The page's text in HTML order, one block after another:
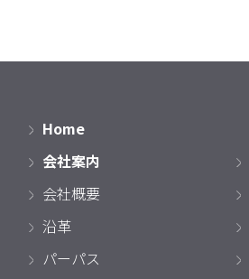
Home
会社案内
会社概要
沿革
パーパス